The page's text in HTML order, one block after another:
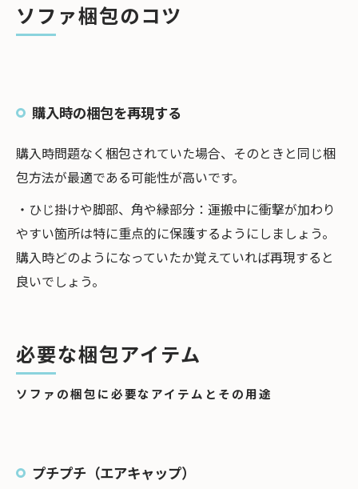
ソファ梱包のコツ
購入時の梱包を再現する
購入時問題なく梱包されていた場合、そのときと同じ梱
包方法が最適である可能性が高いです。
・ひじ掛けや脚部、角や縁部分：運搬中に衝撃が加わり
やすい箇所は特に重点的に保護するようにしましょう。
購入時どのようになっていたか覚えていれば再現すると
良いでしょう。
必要な梱包アイテム
ソファの梱包に必要なアイテムとその用途
プチプチ（エアキャップ）